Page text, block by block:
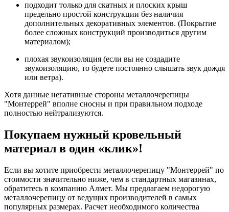
подходит только для скатных и плоских крыш
предельно простой конструкции без наличия
дополнительных декоративных элементов. (Покрытие
более сложных конструкций производиться другим
материалом);
плохая звукоизоляция (если вы не создадите
звукоизоляцию, то будете постоянно слышать звук дождя
или ветра).
Хотя данные негативные стороны металлочерепицы
"Монтеррей" вполне сносны и при правильном подходе
полностью нейтрализуются.
Покупаем нужный кровельный
материал в один «клик»!
Если вы хотите приобрести металлочерепицу "Монтеррей" по
стоимости значительно ниже, чем в стандартных магазинах,
обратитесь в компанию Алмет. Мы предлагаем недорогую
металлочерепицу от ведущих производителей в самых
популярных размерах. Расчет необходимого количества